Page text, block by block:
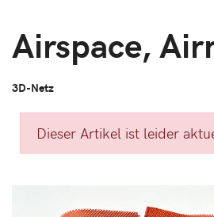
Airspace,
3D-Netz
Dieser Artikel ist leider